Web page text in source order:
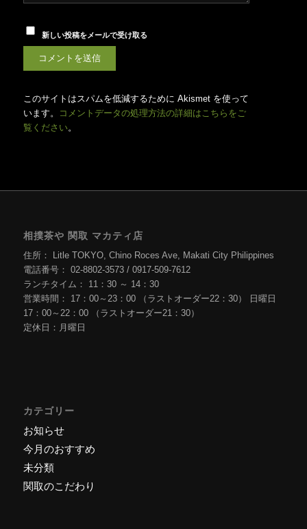
新しい投稿をメールで受け取る
このサイトはスパムを低減するために Akismet を使って
います。
コメントデータの処理方法の詳細はこちらをご
覧ください。
相撲茶や 関取 マカティ店
住所： Litle TOKYO, Chino Roces Ave, Makati City Philippines
電話番号： 02-8802-3573 / 0917-509-7612
ランチタイム： 11：30 ～ 14：30
営業時間： 17：00～23：00 （ラストオーダー22：30） 日曜日
17：00～22：00 （ラストオーダー21：30）
定休日：月曜日
カテゴリー
お知らせ
今月のおすすめ
未分類
関取のこだわり